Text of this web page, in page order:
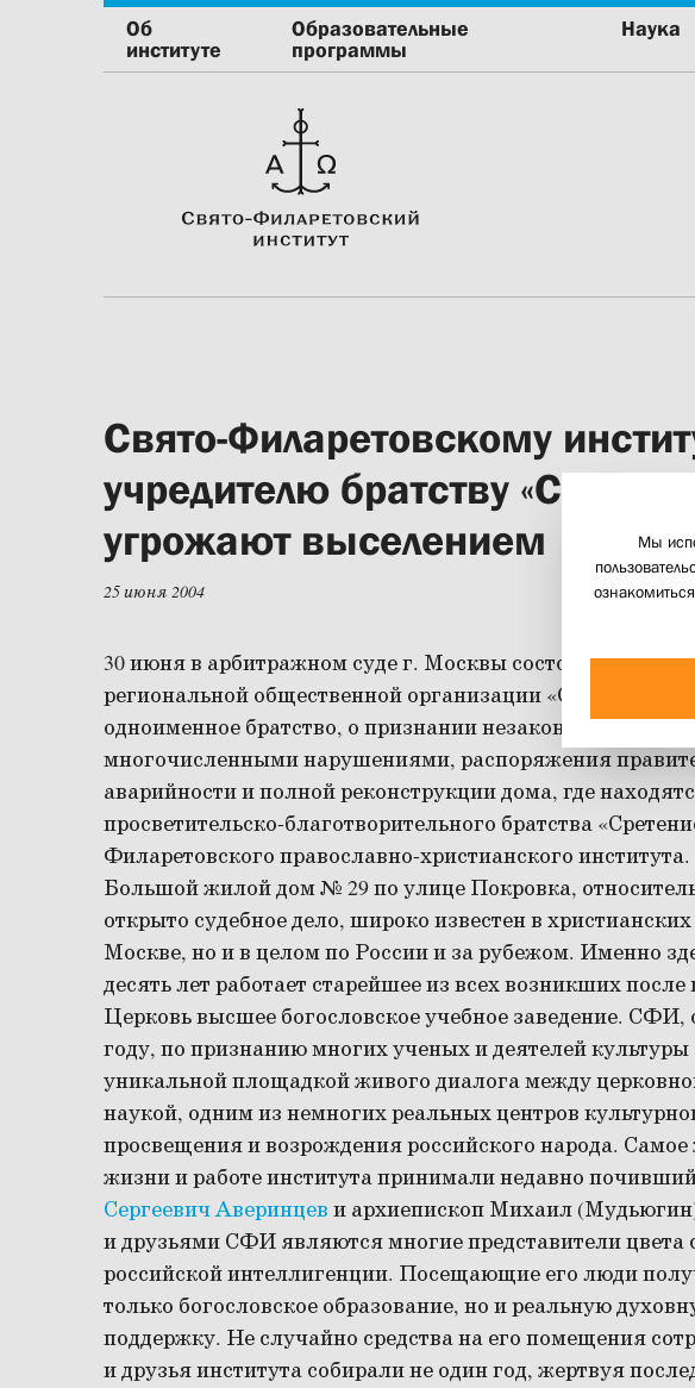
Об
институте
Образовательные
программы
Наука
Свято-Филаретовскому
учредителю братству
угрожают выселением
25 июня 2004
30 июня в арбитражном суде г. Москвы состоится
региональной общественной организации «Сретение»
,
одноименное братство, о признании незаконным,
многочисленными нарушениями, распоряжения
аварийности и полной реконструкции дома, где
просветительско-благотворительного братства
Филаретовского православно-христианского института.
Большой жилой дом № 29 по улице Покровка,
открыто судебное дело, широко известен в
Москве, но и в целом по России и за рубежом. Именно
десять лет работает старейшее из всех возникших
Церковь высшее богословское учебное заведение. СФИ,
году, по признанию многих ученых и деятелей культуры
уникальной площадкой живого диалога между
наукой, одним из немногих реальных центров
просвещения и возрождения российского народа. Самое
жизни и работе института принимали недавно
Сергеевич Аверинцев и архиепископ Михаил
и друзьями СФИ являются многие представители цвета
российской интеллигенции. Посещающие его люди
только богословское образование, но и реальную
поддержку. Не случайно средства на его помещения
и друзья института собирали не один год, жертвуя
Мы